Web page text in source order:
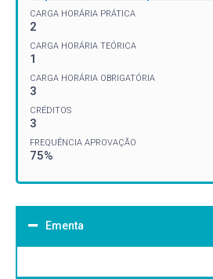
CARGA HORÁRIA PRÁTICA
2
CARGA HORÁRIA TEÓRICA
1
CARGA HORÁRIA OBRIGATÓRIA
3
CRÉDITOS
3
FREQUÊNCIA APROVAÇÃO
75%
Ementa